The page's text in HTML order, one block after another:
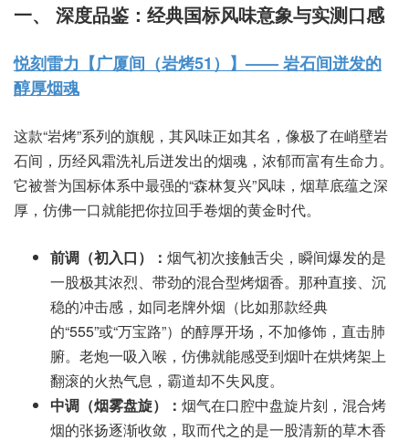
一、 深度品鉴：经典国标风味意象与实测口感
悦刻雷力【广厦间（岩烤51）】—— 岩石间迸发的
醇厚烟魂
这款“岩烤”系列的旗舰，其风味正如其名，像极了在峭壁岩
石间，历经风霜洗礼后迸发出的烟魂，浓郁而富有生命力。
它被誉为国标体系中最强的“森林复兴”风味，烟草底蕴之深
厚，仿佛一口就能把你拉回手卷烟的黄金时代。
前调（初入口）： 烟气初次接触舌尖，瞬间爆发的是
一股极其浓烈、带劲的混合型烤烟香。那种直接、沉
稳的冲击感，如同老牌外烟（比如那款经典
的“555”或“万宝路”）的醇厚开场，不加修饰，直击肺
腑。老炮一吸入喉，仿佛就能感受到烟叶在烘烤架上
翻滚的火热气息，霸道却不失风度。
中调（烟雾盘旋）： 烟气在口腔中盘旋片刻，混合烤
烟的张扬逐渐收敛，取而代之的是一股清新的草木香